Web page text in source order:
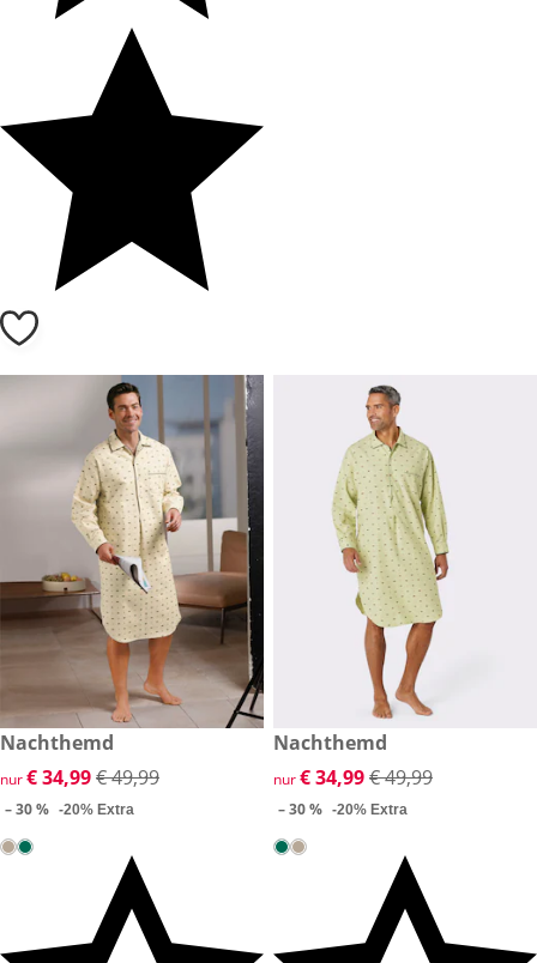
reduzierter Preis € 34,99, vorheriger Preis: € 49,99
-30 %
Nachthemd
reduzierter Preis € 34,99, vorheriger Preis: € 49,99
nur€ 34,99€ 49,99
– 30 % -20% Extra
reduzierter Preis € 34,99,
-30 %
Nachthemd
reduzierter Preis € 34,99,
nur€ 34,99€ 49,99
– 30 % -20% Extra